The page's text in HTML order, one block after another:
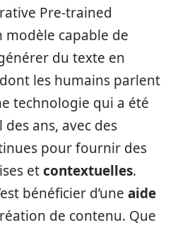
Pre-trained
modèle capable de
du texte en
les humains parlent
technologie qui a été
ans, avec des
pour fournir des
etcontextuelles.
bénéficier d’une aide
de contenu. Que